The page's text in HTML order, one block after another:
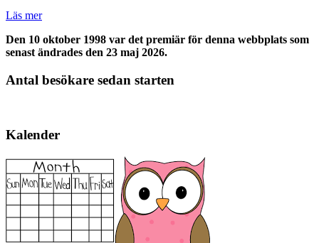
Läs mer
Den 10 oktober 1998 var det premiär för denna webbplats som
senast ändrades den 23 maj 2026.
Antal besökare sedan starten
Kalender